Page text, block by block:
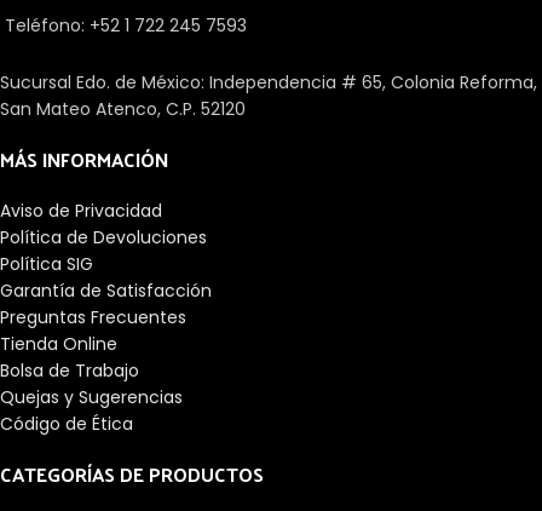
aspectos como las cargas, su
precisión, los elementos
Teléfono: +52 1 722 245 7593
Sucursal Edo. de México: Independencia # 65, Colonia Reforma,
San Mateo Atenco, C.P. 52120
MÁS INFORMACIÓN
Aviso de Privacidad
Política de Devoluciones
Política SIG
Garantía de Satisfacción
Preguntas Frecuentes
Tienda Online
Bolsa de Trabajo
Quejas y Sugerencias
Código de Ética
CATEGORÍAS DE PRODUCTOS